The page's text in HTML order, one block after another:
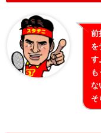
前
を
す
も
な
そ